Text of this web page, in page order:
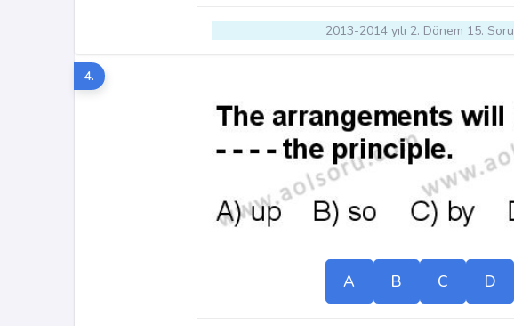
2013-2014 yılı 2. Dönem 15. Soru
4.
A B C D